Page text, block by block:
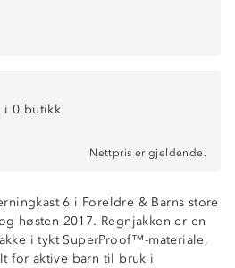
0 butikk
Nettpris er gjeldende.
6 i Foreldre & Barns store
høsten 2017. Regnjakken er en
i tykt SuperProof™-materiale,
for aktive barn til bruk i